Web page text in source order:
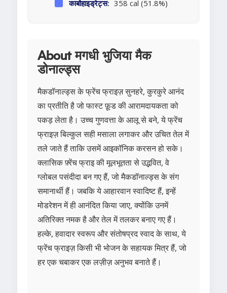
कार्बोहाइड्रेट्स: 358 cal (51.8%)
About मगधी भुजिया मैक
डोनाल्ड्स
मैकडॉनाल्ड्स के फ्रेंच फ्राइज़ सुनहरे, कुरकुरे आनंद
का प्रतीति है जो फास्ट फ़ूड की आरामदायकता को
पकड़ लेता है। उच्च गुणवत्ता के आलू से बने, ये फ्रेंच
फ्राइज़ बिल्कुल सही मसाला लगाकर और उचित तेल में
तले जाते हैं ताकि उसमें आइकॉनिक करसन हो सके।
क्लासिक फ़्रेंच फ्राइ की मूलभूतता से उद्भवित, वे
ग्लोबल पसंदीदा बन गए हैं, जो मैकडॉनाल्ड्स के संग
समानार्थी हैं। जबकि ये आहारवान स्वादिष्ट हैं, इन्हें
मोडरेशन में ही आनंदित किया जाए, क्योंकि उनमें
अतिरिक्त नमक है और तेल में तलकर बनाए गए हैं।
हल्के, हवादार स्वरूप और संतोषप्रद स्वाद के साथ, ये
फ्रेंच फ्राइज़ किसी भी भोजन के सहायक मित्र हैं, जो
हर एक चबाकर एक लज़ीज़ अनुभव बनाते हैं।